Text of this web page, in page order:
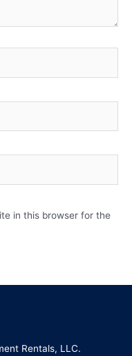
in this browser for the
Rentals, LLC.